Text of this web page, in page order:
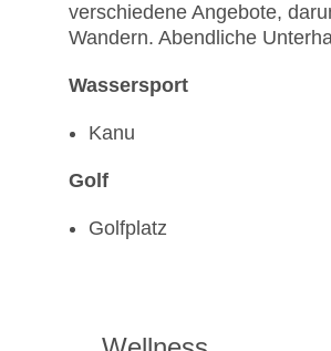
verschiedene Angebote,
Wandern. Abendliche
Wassersport
Kanu
Golf
Golfplatz